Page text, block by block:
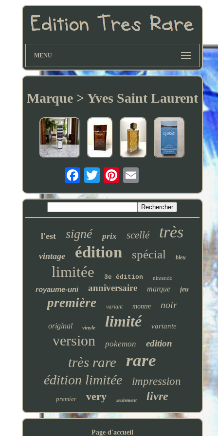
MENU
Marque > Yves Saint Laurent
l'est signé prix scellé très
vintage édition spécial bleu
limitée 3e édition nintendo
royaume-uni anniversaire marque jeu
première variant montre noir
original vinyle limité variante
version pokemon edition
très rare rare
édition limitée impression
premier very seulement livre
Page d'accueil